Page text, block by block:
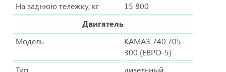
На заднюю тележку, кг
15 800
Двигатель
Модель
КАМАЗ 740.705-
300 (ЕВРО-5)
Тип
дизельный